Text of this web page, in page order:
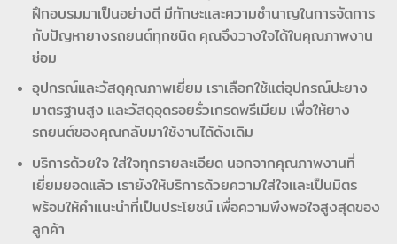
ฝึกอบรมมาเป็นอย่างดี มีทักษะและความชำนาญในการจัดการ
กับปัญหายางรถยนต์ทุกชนิด คุณจึงวางใจได้ในคุณภาพงาน
ซ่อม
อุปกรณ์และวัสดุคุณภาพเยี่ยม เราเลือกใช้แต่อุปกรณ์ปะยาง
มาตรฐานสูง และวัสดุอุดรอยรั่วเกรดพรีเมียม เพื่อให้ยาง
รถยนต์ของคุณกลับมาใช้งานได้ดังเดิม
บริการด้วยใจ ใส่ใจทุกรายละเอียด นอกจากคุณภาพงานที่
เยี่ยมยอดแล้ว เรายังให้บริการด้วยความใส่ใจและเป็นมิตร
พร้อมให้คำแนะนำที่เป็นประโยชน์ เพื่อความพึงพอใจสูงสุดของ
ลูกค้า